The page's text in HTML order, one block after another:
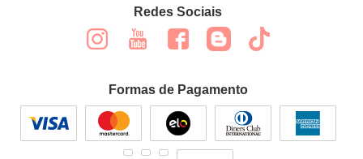
Redes Sociais
Formas de Pagamento